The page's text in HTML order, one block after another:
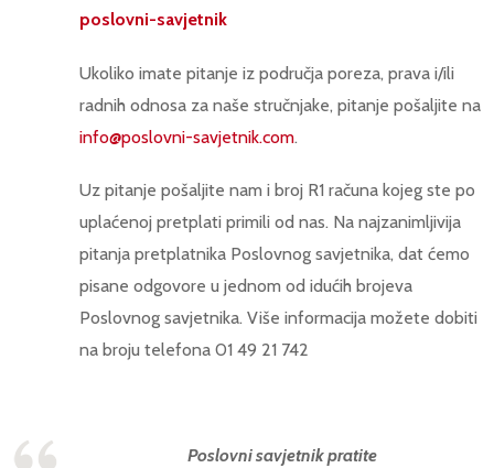
poslovni-savjetnik
Ukoliko imate pitanje iz područja poreza, prava i/ili
radnih odnosa za naše stručnjake, pitanje pošaljite na
info@poslovni-savjetnik.com.
Uz pitanje pošaljite nam i broj R1 računa kojeg ste po
uplaćenoj pretplati primili od nas. Na najzanimljivija
pitanja pretplatnika Poslovnog savjetnika, dat ćemo
pisane odgovore u jednom od idućih brojeva
Poslovnog savjetnika. Više informacija možete dobiti
na broju telefona 01 49 21 742
Poslovni savjetnik pratite